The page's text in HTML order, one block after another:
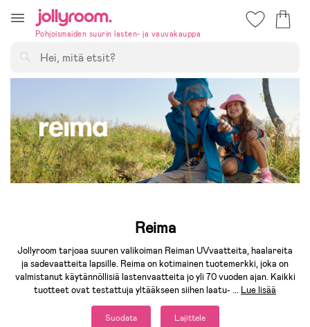
till
innehålletPohjoismaiden suurin lasten- ja vauvakauppa
Reima
Jollyroom tarjoaa suuren valikoiman Reiman UVvaatteita, haalareita
ja sadevaatteita lapsille. Reima on kotimainen tuotemerkki, joka on
valmistanut käytännöllisiä lastenvaatteita jo yli 70 vuoden ajan. Kaikki
tuotteet ovat testattuja yltääkseen siihen laatu- ... Lue lisää
Suodata Lajittele